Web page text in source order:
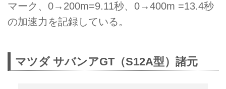
マーク、0→200m=9.11秒、0→400m =13.4秒
の加速力を記録している。
マツダ サバンアGT（S12A型）諸元